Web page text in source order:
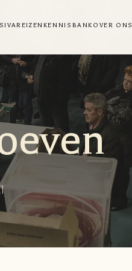
IVAREIZEN KENNISBANK OVER ONS